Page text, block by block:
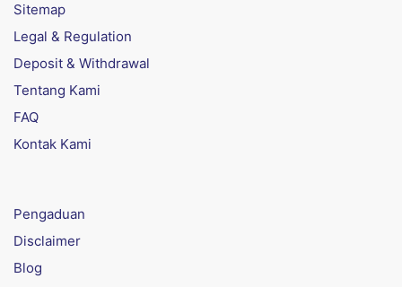
Sitemap
Legal & Regulation
Deposit & Withdrawal
Tentang Kami
FAQ
Kontak Kami
Pengaduan
Disclaimer
Blog